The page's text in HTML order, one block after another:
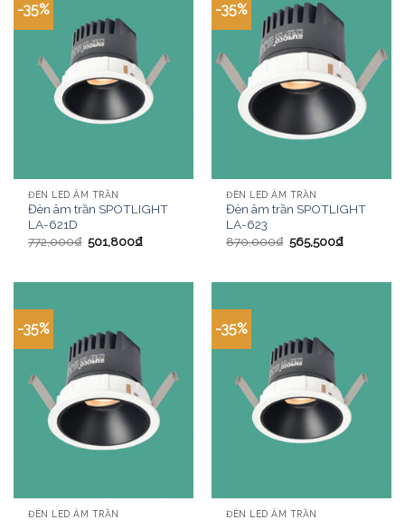
-35%
ĐÈN LED ÂM TRẦN
Đèn âm trần SPOTLIGHT
LA-621D
772,000₫ 501,800₫
-35%
ĐÈN LED ÂM TRẦN
Đèn âm trần SPOTLIGHT
LA-623
870,000₫ 565,500₫
-35%
ĐÈN LED ÂM TRẦN
-35%
ĐÈN LED ÂM TRẦN